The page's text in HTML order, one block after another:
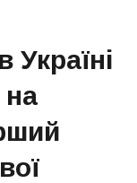
Україні
на